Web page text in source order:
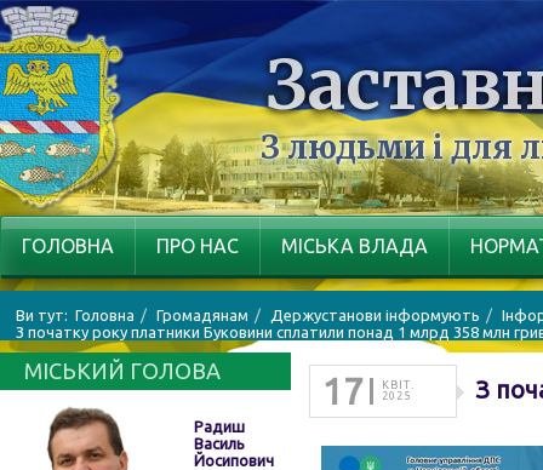
З людьми і для
ГОЛОВНА ПРО НАС МІСЬКА ВЛАДА
Ви тут: Головна Громадянам Держустанови інформують
З початку року платники Буковини сплатили понад 1 млрд 358 млн
МІСЬКИЙ ГОЛОВА
Радиш
Василь
Йосипович
17
КВІТ.
2025
З